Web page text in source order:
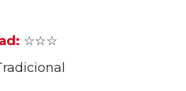
☆☆☆